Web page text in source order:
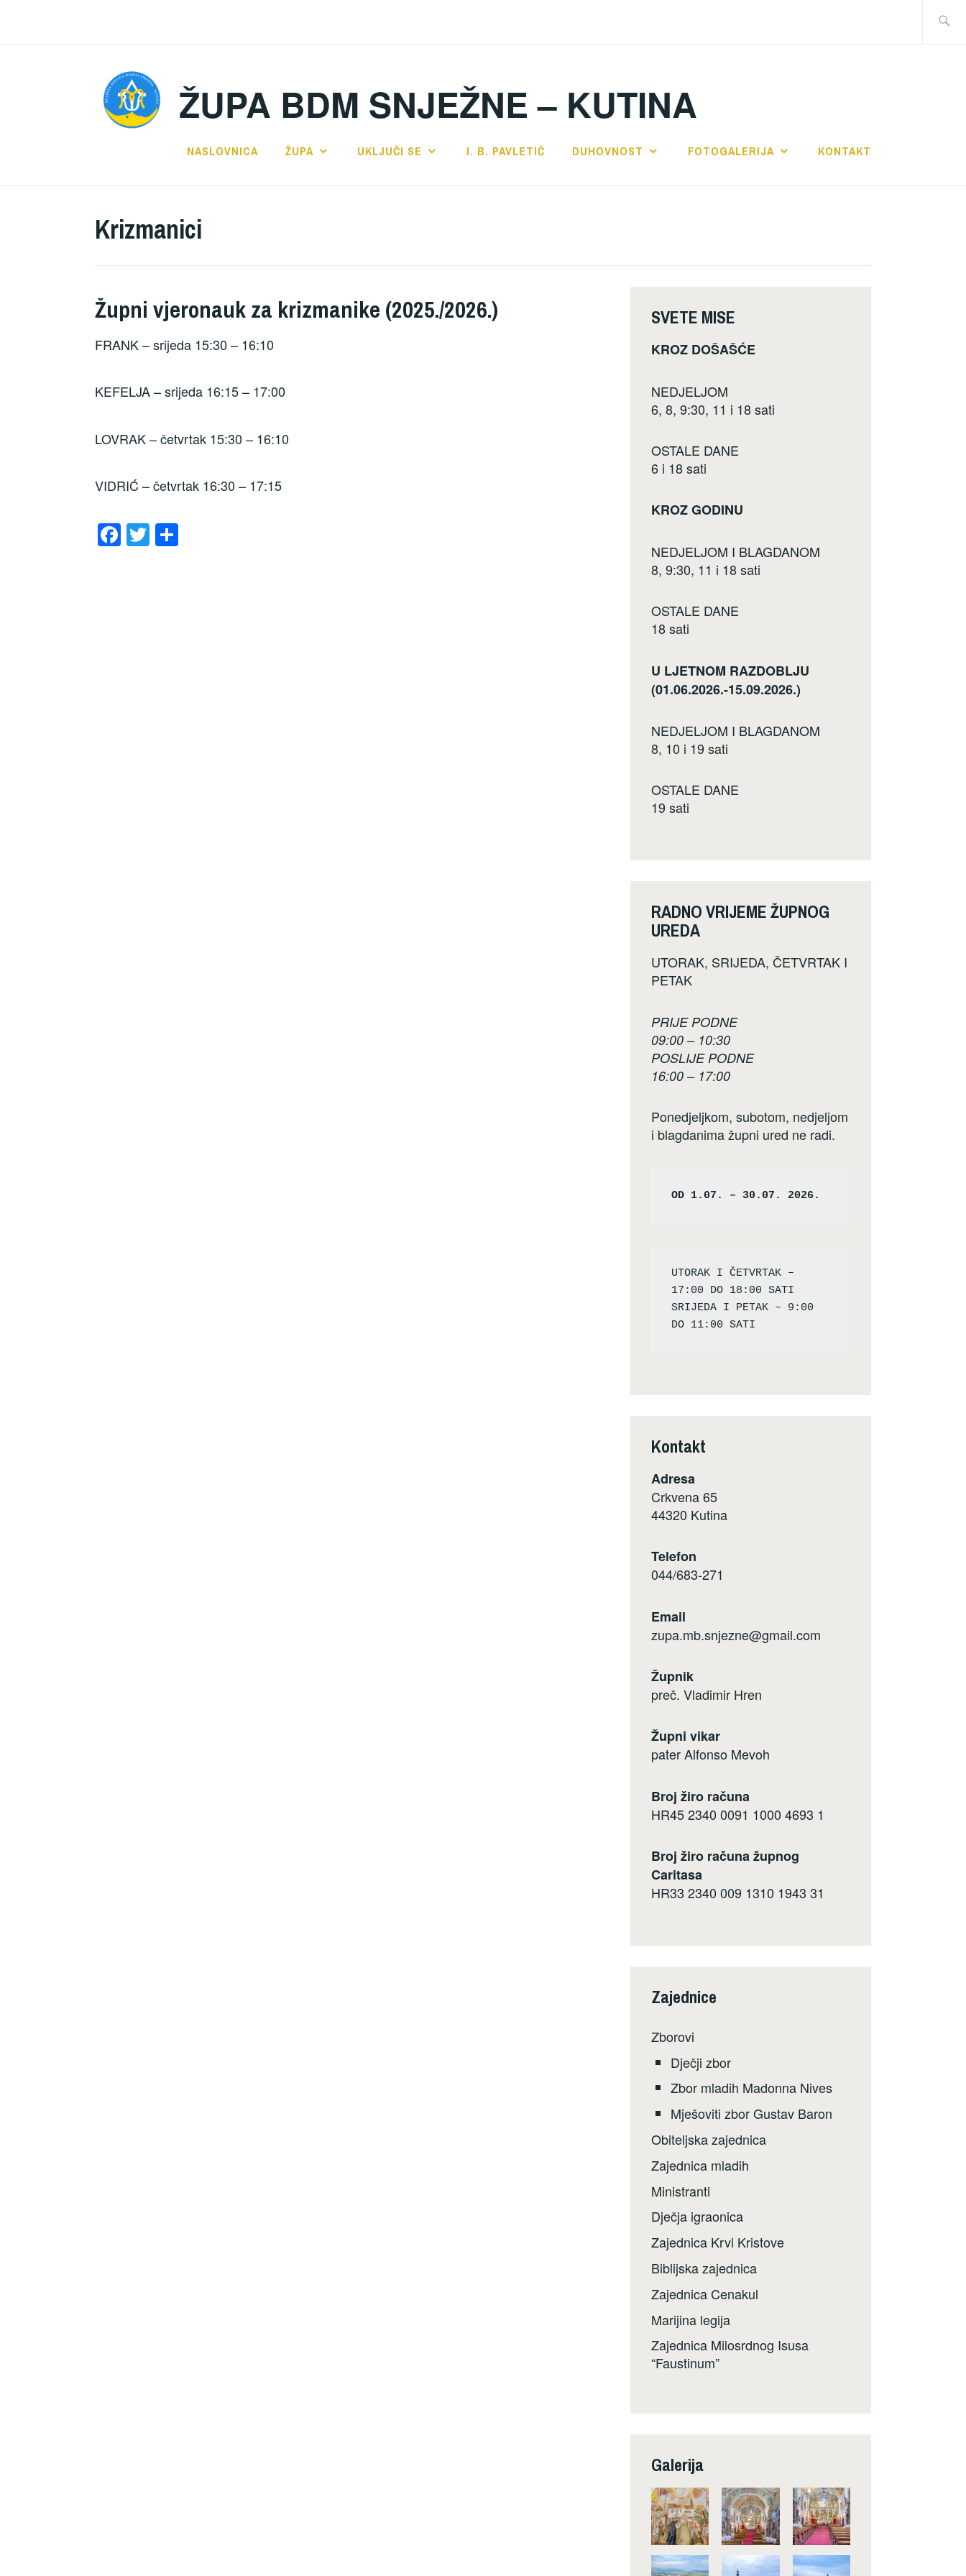
ŽUPA BDM SNJEŽNE – KUTINA
NASLOVNICA ŽUPA UKLJUČI SE I. B. PAVLETIĆ DUHOVNOST FOTOGALERIJA KONTAKT
Krizmanici
Župni vjeronauk za krizmanike (2025./2026.)
FRANK – srijeda 15:30 – 16:10
KEFELJA – srijeda 16:15 – 17:00
LOVRAK – četvrtak 15:30 – 16:10
VIDRIĆ – četvrtak 16:30 – 17:15
F
a
T
wi
SVETE MISE
KROZ DOŠAŠĆE
NEDJELJOM
6, 8, 9:30, 11 i 18 sati
OSTALE DANE
6 i 18 sati
KROZ GODINU
NEDJELJOM I BLAGDANOM
8, 9:30, 11 i 18 sati
OSTALE DANE
18 sati
U LJETNOM RAZDOBLJU
(01.06.2026.-15.09.2026.)
NEDJELJOM I BLAGDANOM
8, 10 i 19 sati
OSTALE DANE
19 sati
RADNO VRIJEME ŽUPNOG
UREDA
UTORAK, SRIJEDA, ČETVRTAK I
PETAK
PRIJE PODNE
09:00 – 10:30
POSLIJE PODNE
16:00 – 17:00
Ponedjeljkom, subotom, nedjeljom
i blagdanima župni ured ne radi.
OD 1.07. – 30.07. 2026.
UTORAK I ČETVRTAK –
17:00 DO 18:00 SATI
SRIJEDA I PETAK – 9:00
Kontakt
Adresa
Crkvena 65
44320 Kutina
Telefon
044/683-271
Email
zupa.mb.snjezne@gmail.com
Župnik
preč. Vladimir Hren
Župni vikar
pater Alfonso Mevoh
Broj žiro računa
HR45 2340 0091 1000 4693 1
Broj žiro računa župnog
Caritasa
HR33 2340 009 1310 1943 31
Zajednice
Zborovi
Dječji zbor
Zbor mladih Madonna Nives
Mješoviti zbor Gustav Baron
Obiteljska zajednica
Zajednica mladih
Ministranti
Dječja igraonica
Zajednica Krvi Kristove
Biblijska zajednica
Zajednica Cenakul
Marijina legija
Zajednica Milosrdnog Isusa
“Faustinum”
Galerija